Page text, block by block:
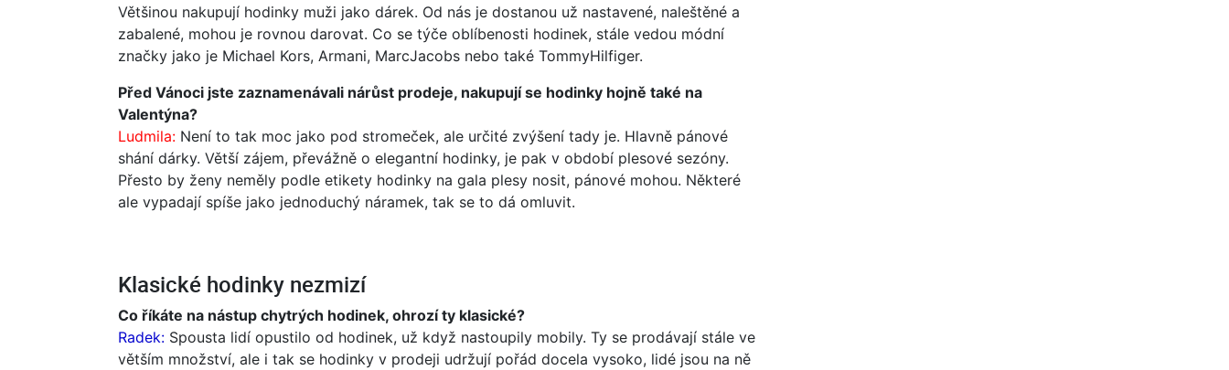
Většinou nakupují hodinky muži jako dárek. Od nás je dostanou už nastavené, naleštěné a
zabalené, mohou je rovnou darovat. Co se týče oblíbenosti hodinek, stále vedou módní
značky jako je Michael Kors, Armani, MarcJacobs nebo také TommyHilfiger.
Před Vánoci jste zaznamenávali nárůst prodeje, nakupují se hodinky hojně také na
Valentýna?
Ludmila: Není to tak moc jako pod stromeček, ale určité zvýšení tady je. Hlavně pánové
shání dárky. Větší zájem, převážně o elegantní hodinky, je pak v období plesové sezóny.
Přesto by ženy neměly podle etikety hodinky na gala plesy nosit, pánové mohou. Některé
ale vypadají spíše jako jednoduchý náramek, tak se to dá omluvit.
Klasické hodinky nezmizí
Co říkáte na nástup chytrých hodinek, ohrozí ty klasické?
Radek: Spousta lidí opustilo od hodinek, už když nastoupily mobily. Ty se prodávají stále ve
větším množství, ale i tak se hodinky v prodeji udržují pořád docela vysoko, lidé jsou na ně